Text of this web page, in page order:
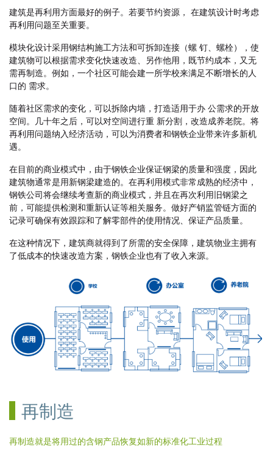
建筑是再利用方面最好的例子。若要节约资源， 在建筑设计时考虑
再利用问题至关重要。
模块化设计采用钢结构施工方法和可拆卸连接（螺 钉、螺栓），使
建筑物可以根据需求变化快速改造、另作他用，既节约成本，又无
需再制造。例如，一个社区可能会建一所学校来满足不断增长的人
口的 需求。
随着社区需求的变化，可以拆除内墙，打造适用于办 公需求的开放
空间。几十年之后，可以对空间进行重 新分割，改造成养老院。将
再利用问题纳入经济活动，可以为消费者和钢铁企业带来许多新机
遇。
在目前的商业模式中，由于钢铁企业保证钢梁的质量和强度，因此
建筑物通常是用新钢梁建造的。在再利用模式非常成熟的经济中，
钢铁公司将会继续考查新的商业模式，并且在再次利用旧钢梁之
前，可能提供检测和重新认证等相关服务。做好产销监管链方面的
记录可确保有效跟踪和了解零部件的使用情况、保证产品质量。
在这种情况下，建筑商就得到了所需的安全保障，建筑物业主拥有
了低成本的快速改造方案，钢铁企业也有了收入来源。
再制造
再制造就是将用过的含钢产品恢复如新的标准化工业过程